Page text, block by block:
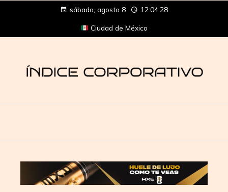
sábado, agosto 8 12:04:29
Ciudad de México